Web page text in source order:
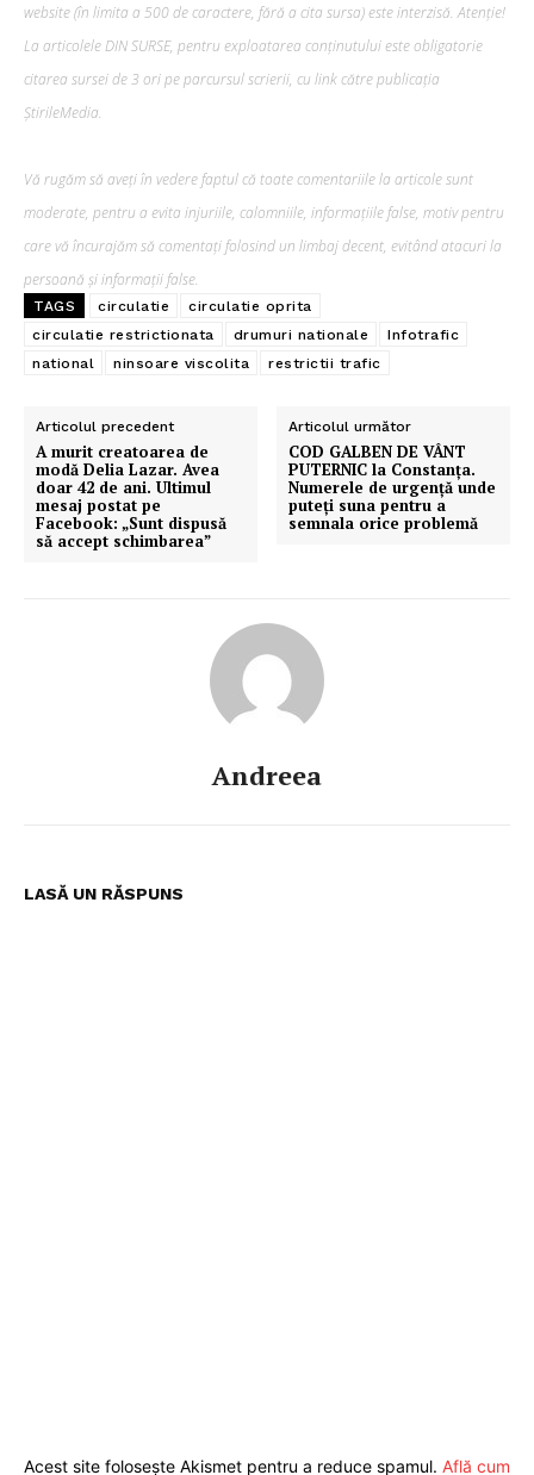
website (în limita a 500 de caractere, fără a cita sursa) este interzisă. Atenție!
La articolele DIN SURSE, pentru exploatarea conținutului este obligatorie
citarea sursei de 3 ori pe parcursul scrierii, cu link către publicația
ȘtirileMedia.
Vă rugăm să aveți în vedere faptul că toate comentariile la articole sunt
moderate, pentru a evita injuriile, calomniile, informațiile false, motiv pentru
care vă încurajăm să comentați folosind un limbaj decent, evitând atacuri la
persoană și informații false.
TAGS circulatie
circulatie oprita
circulatie restrictionata
drumuri nationale
Infotrafic
national
ninsoare viscolita restrictii trafic
Articolul precedent
A murit creatoarea de
modă Delia Lazar. Avea
doar 42 de ani. Ultimul
mesaj postat pe
Facebook: „Sunt dispusă
să accept schimbarea”
Articolul următor
COD GALBEN DE VÂNT
PUTERNIC la Constanța.
Numerele de urgență unde
puteți suna pentru a
semnala orice problemă
Andreea
LASĂ UN RĂSPUNS
Acest site folosește Akismet pentru a reduce spamul. Află cum